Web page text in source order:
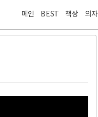
메인 BEST 책상 의자